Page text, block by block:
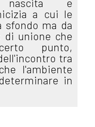
nascita e
a cui le
sfondo ma da
di unione che
punto,
tra
l'ambiente
in